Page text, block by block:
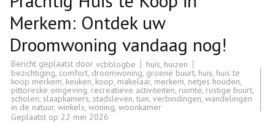
Merkem: Ontdek uw
Droomwoning vandaag nog!
Bericht geplaatst door vcbblogbe huis huizen
bezichtiging, comfort, droomwoning, groene buurt, huis, huis te
koop merkem, keuken, koop, makelaar, merkem, netjes houden,
pittoreske omgeving, recreatieve activiteiten, ruimte, rustige buurt,
scholen, slaapkamers, stadsleven,tuin, verbindingen, wandelingen
in de natuur, winkels, woning, woonkamer
Geplaatst op 22 mei 2026